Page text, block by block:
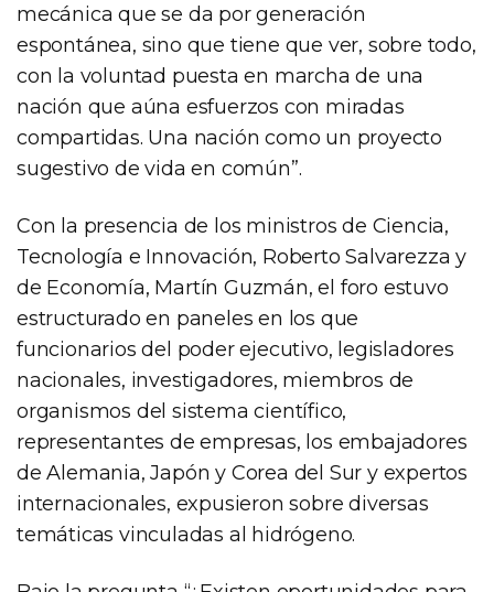
mecánica que se da por generación
espontánea, sino que tiene que ver, sobre todo,
con la voluntad puesta en marcha de una
nación que aúna esfuerzos con miradas
compartidas. Una nación como un proyecto
sugestivo de vida en común”.
Con la presencia de los ministros de Ciencia,
Tecnología e Innovación, Roberto Salvarezza y
de Economía, Martín Guzmán, el foro estuvo
estructurado en paneles en los que
funcionarios del poder ejecutivo, legisladores
nacionales, investigadores, miembros de
organismos del sistema científico,
representantes de empresas, los embajadores
de Alemania, Japón y Corea del Sur y expertos
internacionales, expusieron sobre diversas
temáticas vinculadas al hidrógeno.